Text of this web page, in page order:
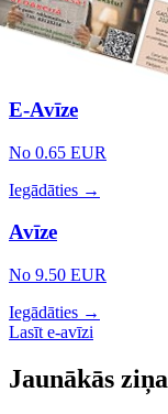
E-Avīze
No 0.65 EUR
Iegādāties →
Avīze
No 9.50 EUR
Iegādāties →
Lasīt e-avīzi
Jaunākās